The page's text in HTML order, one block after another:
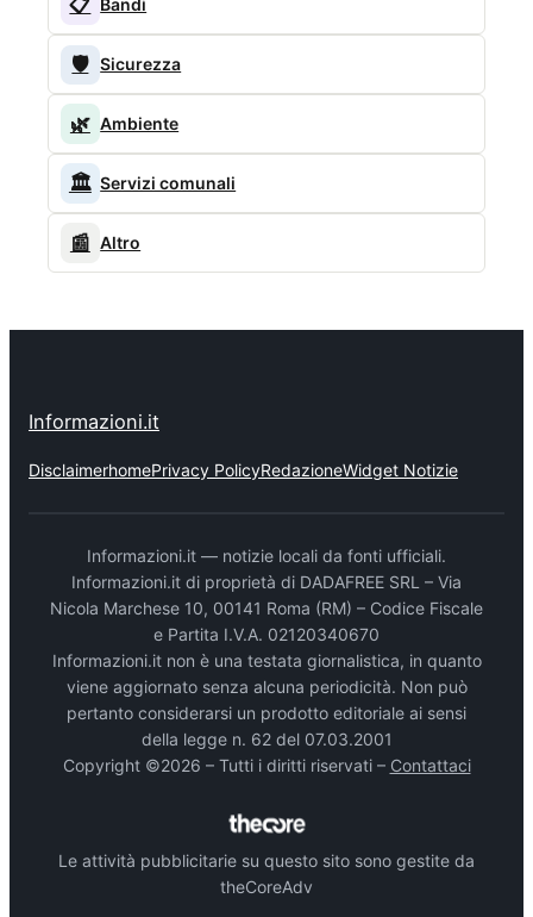
📋 Bandi
🛡️ Sicurezza
🌿 Ambiente
🏛️ Servizi comunali
📰 Altro
Informazioni.it
DisclaimerhomePrivacy PolicyRedazioneWidget Notizie
Informazioni.it — notizie locali da fonti ufficiali.
Informazioni.it di proprietà di DADAFREE SRL – Via
Nicola Marchese 10, 00141 Roma (RM) – Codice Fiscale
e Partita I.V.A. 02120340670
Informazioni.it non è una testata giornalistica, in quanto
viene aggiornato senza alcuna periodicità. Non può
pertanto considerarsi un prodotto editoriale ai sensi
della legge n. 62 del 07.03.2001
Copyright ©2026 – Tutti i diritti riservati – Contattaci
Le attività pubblicitarie su questo sito sono gestite da
theCoreAdv